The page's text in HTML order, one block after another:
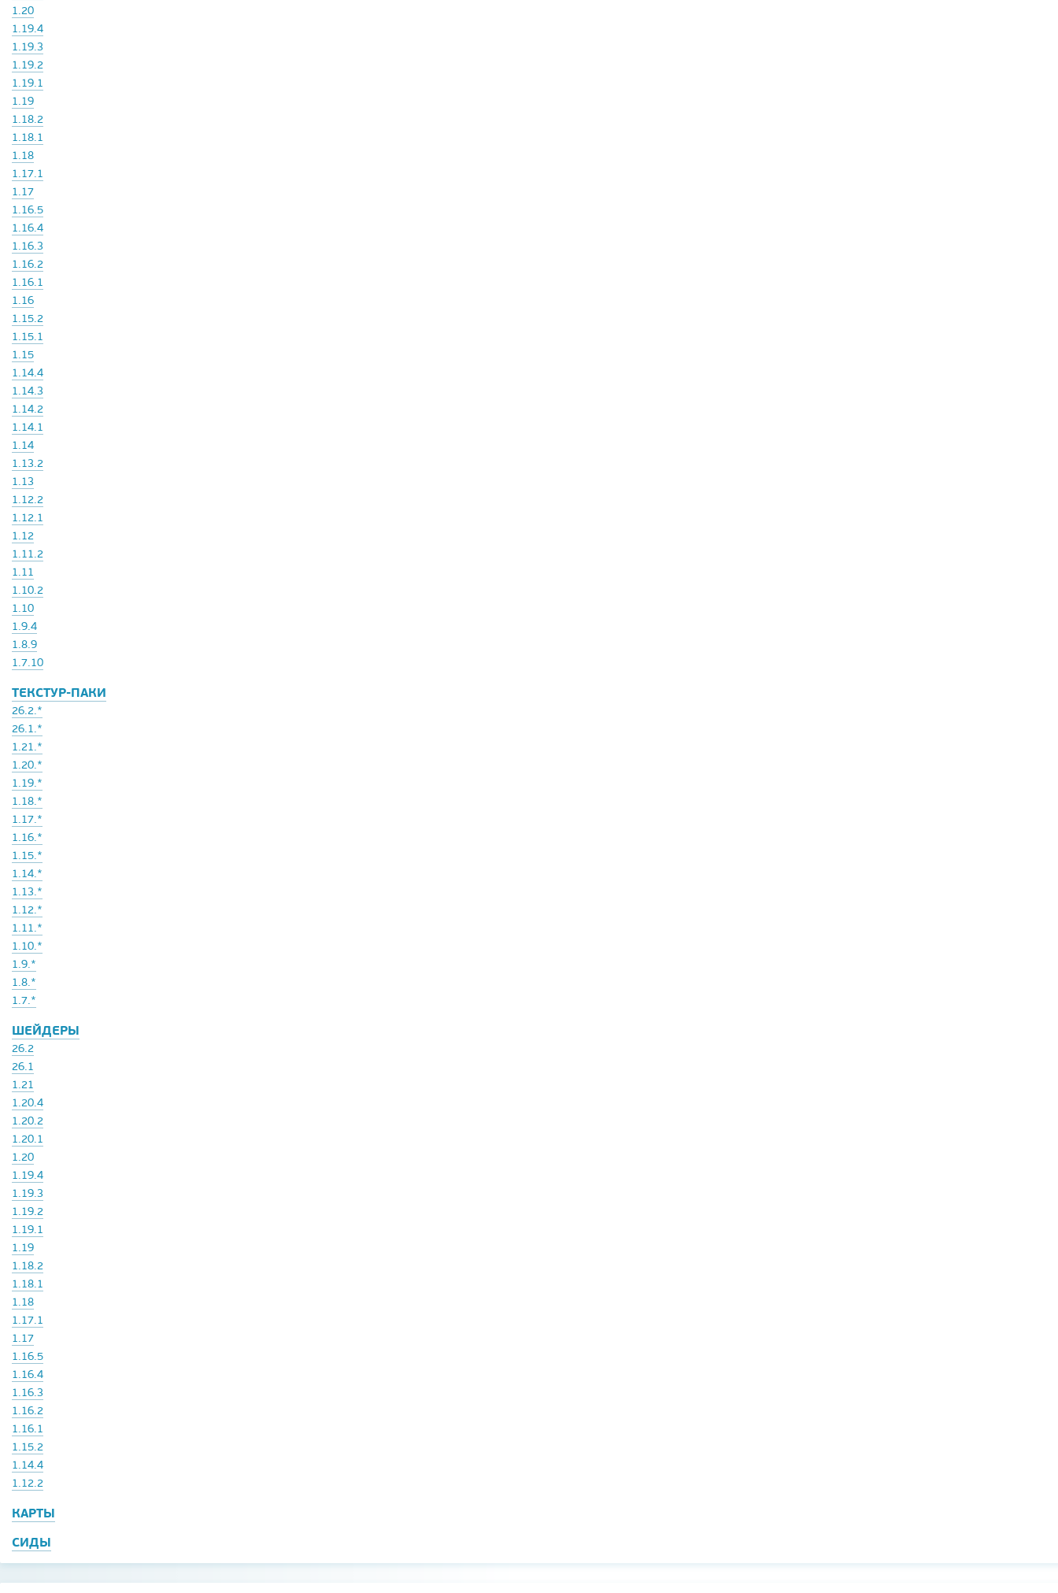
1.20
1.19.4
1.19.3
1.19.2
1.19.1
1.19
1.18.2
1.18.1
1.18
1.17.1
1.17
1.16.5
1.16.4
1.16.3
1.16.2
1.16.1
1.16
1.15.2
1.15.1
1.15
1.14.4
1.14.3
1.14.2
1.14.1
1.14
1.13.2
1.13
1.12.2
1.12.1
1.12
1.11.2
1.11
1.10.2
1.10
1.9.4
1.8.9
1.7.10
ТЕКСТУР-ПАКИ
26.2.*
26.1.*
1.21.*
1.20.*
1.19.*
1.18.*
1.17.*
1.16.*
1.15.*
1.14.*
1.13.*
1.12.*
1.11.*
1.10.*
1.9.*
1.8.*
1.7.*
ШЕЙДЕРЫ
26.2
26.1
1.21
1.20.4
1.20.2
1.20.1
1.20
1.19.4
1.19.3
1.19.2
1.19.1
1.19
1.18.2
1.18.1
1.18
1.17.1
1.17
1.16.5
1.16.4
1.16.3
1.16.2
1.16.1
1.15.2
1.14.4
1.12.2
КАРТЫ
СИДЫ